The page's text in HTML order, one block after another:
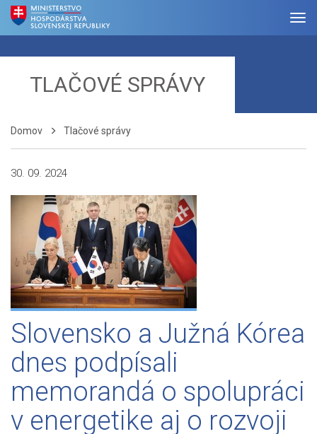
TLAČOVÉ SPRÁVY
Domov Tlačové správy
30. 09. 2024
Slovensko a Južná Kórea
dnes podpísali
memorandá o spolupráci
v energetike aj o rozvoji